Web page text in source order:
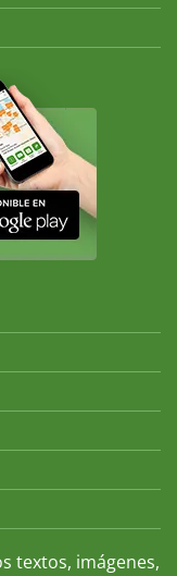
textos, imágenes,